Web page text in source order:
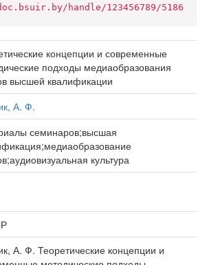
handle/123456789/5186
концепции и современные
подходы медиаобразования
высшей квалификации
А. Ф.
семинаров;высшая
культура
А. Ф. Теоретические концепции и